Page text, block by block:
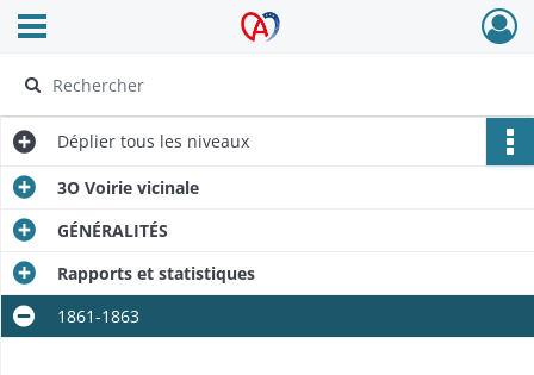
Archives Alsace - Colmar
Ouvrir le menu déroulant
Déplier tous les niveaux
3O Voirie vicinale
GÉNÉRALITÉS
Rapports et statistiques
1861-1863